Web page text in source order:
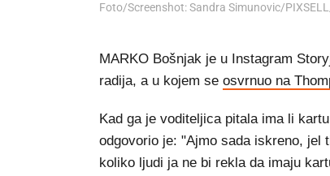
Foto/Screenshot: Sandra Simunovic/
MARKO Bošnjak je u Instagram
radija, a u kojem se osvrnuo na
Kad ga je voditeljica pitala ima li
odgovorio je: "Ajmo sada iskreno, jel
koliko ljudi ja ne bi rekla da imaju